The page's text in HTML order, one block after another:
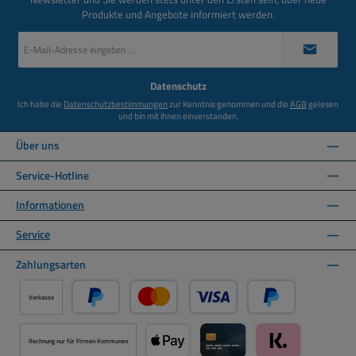
Produkte und Angebote informiert werden.
Mail-
Datenschutz
Ich habe die Datenschutzbestimmungenzur Kenntnis genommen und dieAGBgelesen
und bin mit ihnen einverstanden.
Über uns
Service-Hotline
Informationen
Service
Zahlungsarten
Vorkasse
PayPal Kredit- oder Debitkarte über PayPal
Später Bezahlen
Rechnung nur für Firmen Kommunen